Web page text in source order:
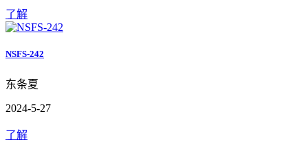
了解
NSFS-242
东条夏
2024-5-27
了解